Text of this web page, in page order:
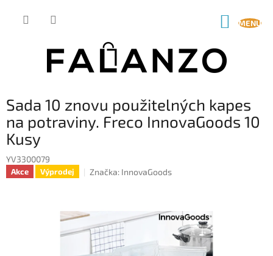
Sada 10 znovu použitelných kapes
na potraviny. Freco InnovaGoods 10
Kusy
YV3300079
Akce Výprodej Značka: InnovaGoods